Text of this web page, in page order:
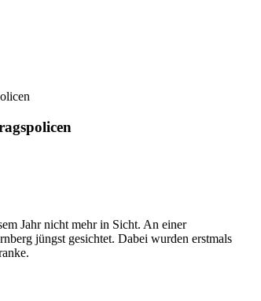
Jahr nicht mehr in Sicht. An einer
jüngst gesichtet. Dabei wurden erstmals